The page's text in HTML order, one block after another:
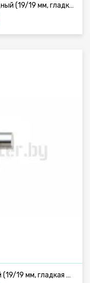
Карниз "Византия" черный, двухрядный (19/19 мм, гладкая труба)
Карниз "Сатурн" сатин, двухрядный (19/19 мм, гладкая труба)